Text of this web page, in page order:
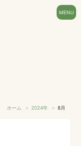
ホーム 2024年 8月